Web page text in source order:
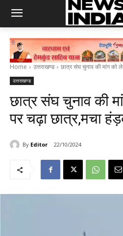
Home उत्तराखण्ड छात्र संघ चुनाव की मांग को
उत्तराखण्ड
छात्र संघ चुनाव की
पर चढ़ा छात्र,मचा
By Editor 22/10/2024